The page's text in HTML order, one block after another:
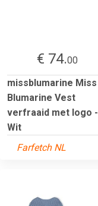
€ 74.00
missblumarine Miss
Blumarine Vest
verfraaid met logo -
Wit
Farfetch NL